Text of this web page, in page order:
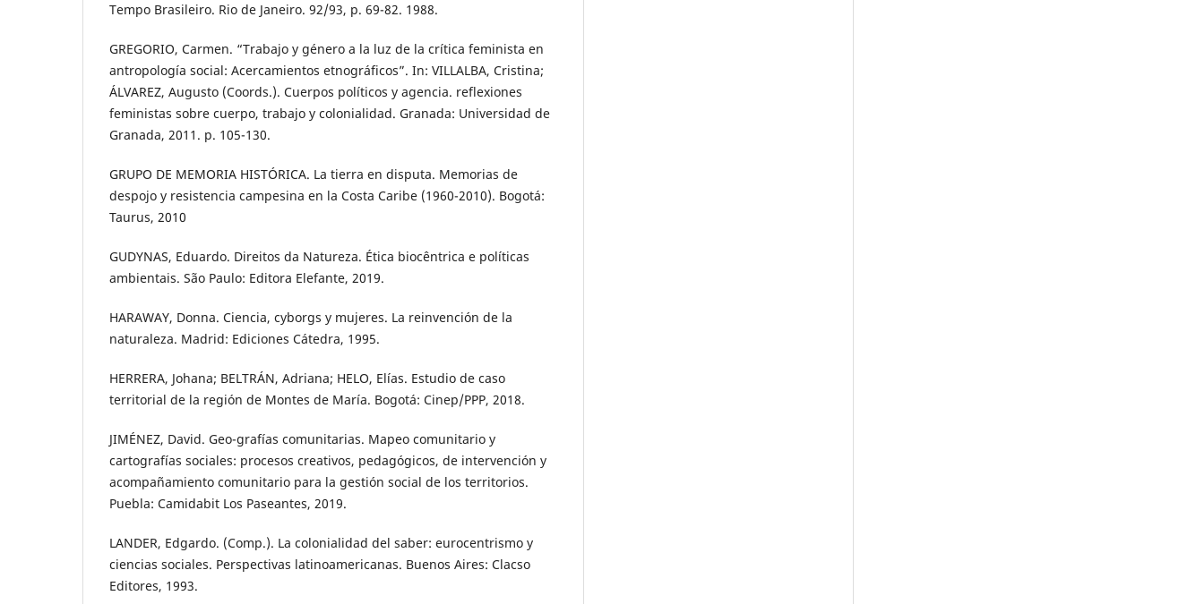
Tempo Brasileiro. Rio de Janeiro. 92/93, p. 69-82. 1988.
GREGORIO, Carmen. “Trabajo y género a la luz de la crítica feminista en
antropología social: Acercamientos etnográficos”. In: VILLALBA, Cristina;
ÁLVAREZ, Augusto (Coords.). Cuerpos políticos y agencia. reflexiones
feministas sobre cuerpo, trabajo y colonialidad. Granada: Universidad de
Granada, 2011. p. 105-130.
GRUPO DE MEMORIA HISTÓRICA. La tierra en disputa. Memorias de
despojo y resistencia campesina en la Costa Caribe (1960-2010). Bogotá:
Taurus, 2010
GUDYNAS, Eduardo. Direitos da Natureza. Ética biocêntrica e políticas
ambientais. São Paulo: Editora Elefante, 2019.
HARAWAY, Donna. Ciencia, cyborgs y mujeres. La reinvención de la
naturaleza. Madrid: Ediciones Cátedra, 1995.
HERRERA, Johana; BELTRÁN, Adriana; HELO, Elías. Estudio de caso
territorial de la región de Montes de María. Bogotá: Cinep/PPP, 2018.
JIMÉNEZ, David. Geo-grafías comunitarias. Mapeo comunitario y
cartografías sociales: procesos creativos, pedagógicos, de intervención y
acompañamiento comunitario para la gestión social de los territorios.
Puebla: Camidabit Los Paseantes, 2019.
LANDER, Edgardo. (Comp.). La colonialidad del saber: eurocentrismo y
ciencias sociales. Perspectivas latinoamericanas. Buenos Aires: Clacso
Editores, 1993.